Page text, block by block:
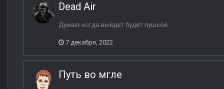
Dead Air
Думаю когда выйдет будет пушкой .
7 декабря, 2022
Путь во мгле